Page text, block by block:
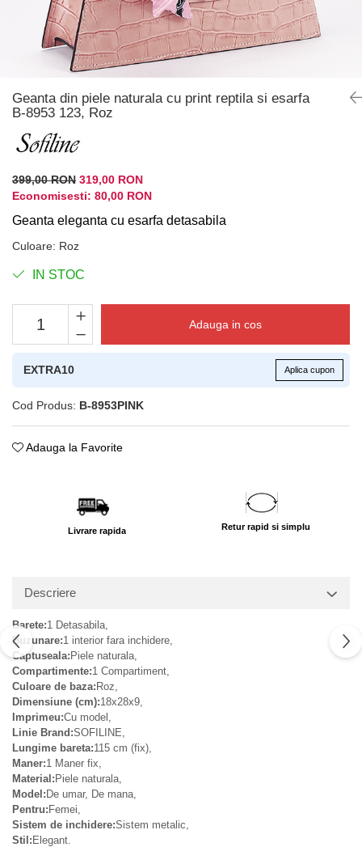
Geanta din piele naturala cu print reptila si esarfa
B-8953 123, Roz
399,00 RON 319,00 RON
Economisesti: 80,00 RON
Geanta eleganta cu esarfa detasabila
Culoare: Roz
IN STOC
Adauga in cos
EXTRA10 Aplica cupon
Cod Produs: B-8953PINK
Adauga la Favorite
Livrare rapida Retur rapid si simplu
Descriere
Barete:1 Detasabila,
Buzunare:1 interior fara inchidere,
Captuseala:Piele naturala,
Compartimente:1 Compartiment,
Culoare de baza:Roz,
Dimensiune (cm):18x28x9,
Imprimeu:Cu model,
Linie Brand:SOFILINE,
Lungime bareta:115 cm (fix),
Maner:1 Maner fix,
Material:Piele naturala,
Model:De umar, De mana,
Pentru:Femei,
Sistem de inchidere:Sistem metalic,
Stil:Elegant.